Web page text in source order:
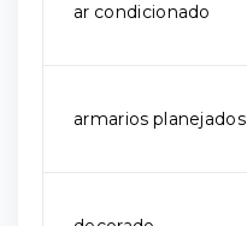
ar condicionado
armarios planejados